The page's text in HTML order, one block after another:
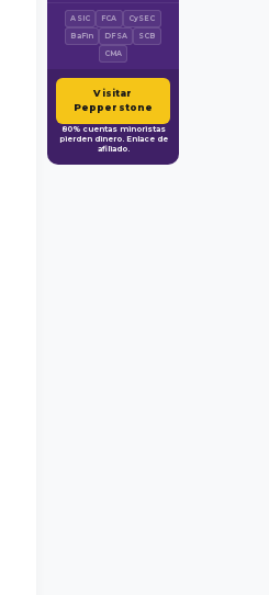
ASIC FCA
CySEC
BaFin
DFSA
SCB
CMA
Visitar
Pepperstone
80% cuentas minoristas
pierden dinero. Enlace de
afiliado.